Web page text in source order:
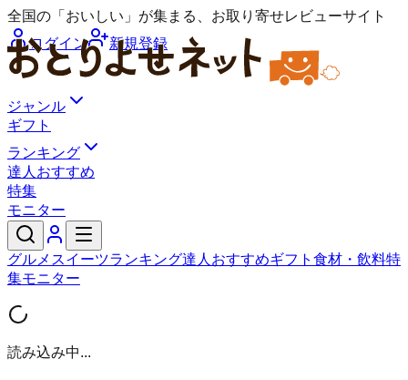
全国の「おいしい」が集まる、お取り寄せレビューサイト
ログイン
新規登録
ジャンル
ギフト
ランキング
達人おすすめ
特集
モニター
グルメ スイーツランキング達人おすすめギフト 食材・飲料特
集モニター
読み込み中...